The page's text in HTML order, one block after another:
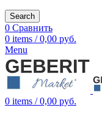
Search
0 Сравнить
0 items / 0,00 руб.
Menu
0 items / 0,00 руб.